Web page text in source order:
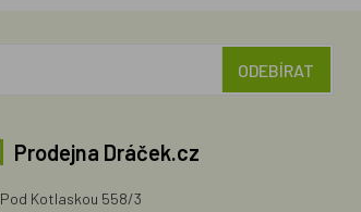
ODEBÍRAT
Prodejna Dráček.cz
Pod Kotlaskou 558/3